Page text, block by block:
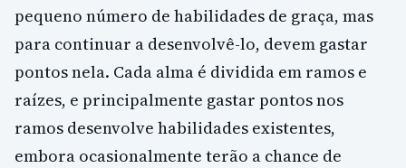
pequeno número de habilidades de graça, mas
para continuar a desenvolvê-lo, devem gastar
pontos nela. Cada alma é dividida em ramos e
raízes, e principalmente gastar pontos nos
ramos desenvolve habilidades existentes,
embora ocasionalmente terão a chance de